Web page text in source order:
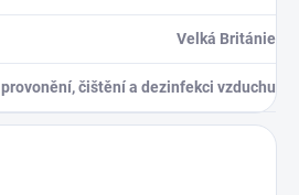
Velká Británie
provonění, čištění a dezinfekci vzduchu